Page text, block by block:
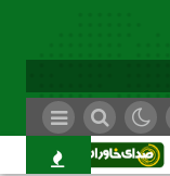
کاشمر؛